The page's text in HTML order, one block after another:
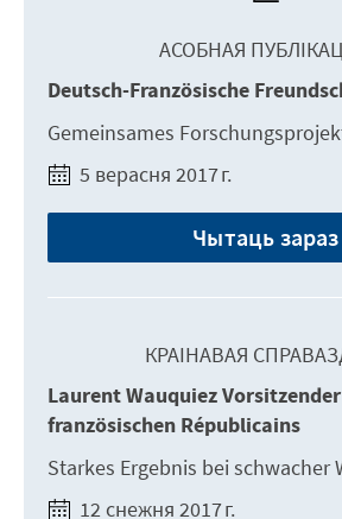
АСОБНАЯ
Deutsch-Französische
Gemeinsames
5 верасня 2017 г.
Чытаць зараз
КРАІНАВАЯ
Laurent Wauquiez
französischen Républicains
Starkes Ergebnis bei schwacher
12 снежня 2017 г.